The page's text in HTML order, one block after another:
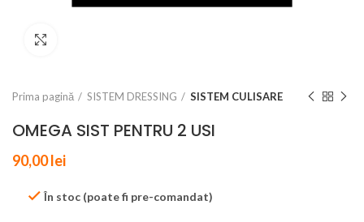
Prima pagină SISTEM DRESSING SISTEM CULISARE
OMEGA SIST PENTRU 2 USI
90,00lei
În stoc (poate fi pre-comandat)